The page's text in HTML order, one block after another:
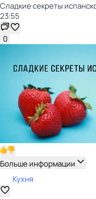
Сладкие секреты
23:55
0
Больше информации
Кухня